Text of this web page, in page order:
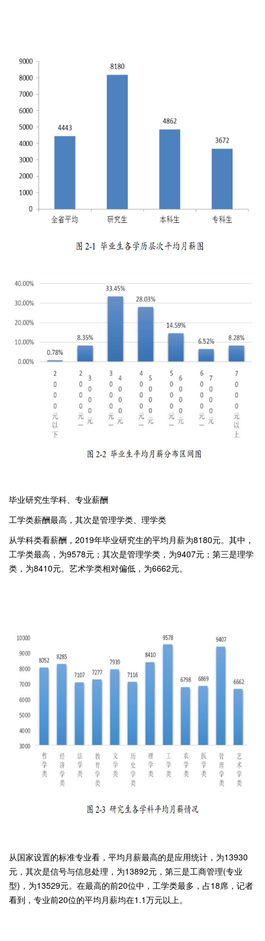
毕业研究生学科、专业薪酬
工学类薪酬最高，其次是管理学类、理学类
从学科类看薪酬，2019年毕业研究生的平均月薪为8180元。其中，
工学类最高，为9578元；其次是管理学类，为9407元；第三是理学
类，为8410元。艺术学类相对偏低，为6662元。
从国家设置的标准专业看，平均月薪最高的是应用统计，为13930
元，其次是信号与信息处理，为13892元，第三是工商管理(专业
型)，为13529元。在最高的前20位中，工学类最多，占18席，记者
看到，专业前20位的平均月薪均在1.1万元以上。